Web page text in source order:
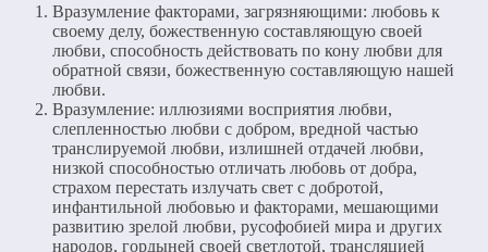
Вразумление факторами, загрязняющими: любовь к
своему делу, божественную составляющую своей
любви, способность действовать по кону любви для
обратной связи, божественную составляющую нашей
любви.
Вразумление: иллюзиями восприятия любви,
слепленностью любви с добром, вредной частью
транслируемой любви, излишней отдачей любви,
низкой способностью отличать любовь от добра,
страхом перестать излучать свет с добротой,
инфантильной любовью и факторами, мешающими
развитию зрелой любви, русофобией мира и других
народов, гордыней своей светлотой, трансляцией